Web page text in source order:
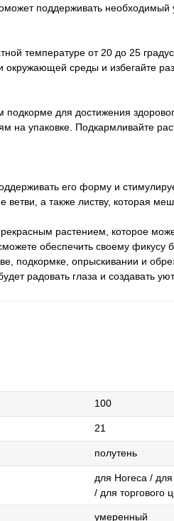
поддерживать необходимый
температуре от 20 до 25
окружающей среды и избегайте
подкорме для достижения
на упаковке. Подкармливайте
его форму и
а также листву, которая
растением, которое
обеспечить своему фикусу
подкормке, опрыскивании и
радовать глаза и создавать
100
21
полутень
для Horeca /
/ для торгового
умеренный